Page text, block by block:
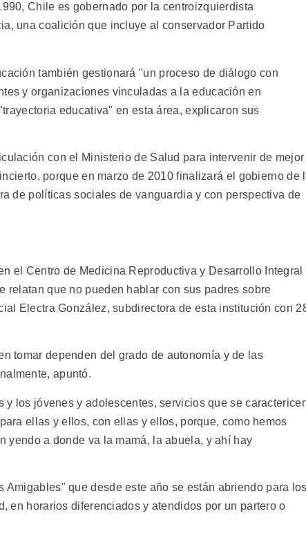
Chile es gobernado por la centroizquierdista
una coalición que incluye al conservador Partido
también gestionará "un proceso de diálogo con
y organizaciones vinculadas a la educación en
educativa" en esta área, explicaron sus
con el Ministerio de Salud para intervenir de mejor
porque en marzo de 2010 finalizará el gobierno de
de políticas sociales de vanguardia y con perspectiva de
el Centro de Medicina Reproductiva y Desarrollo Integral
relatan que no pueden hablar con sus padres sobre
Electra González, subdirectora de esta institución con
tomar dependen del grado de autonomía y de las
apuntó.
los jóvenes y adolescentes, servicios que se
ellas y ellos, con ellas y ellos, porque, como hemos
yendo a donde va la mamá, la abuela, y ahí hay
Amigables" que desde este año se están abriendo para
en horarios diferenciados y atendidos por un partero o